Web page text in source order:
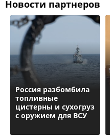
Новости партнеров
Россия разбомбила
топливные
цистерны и сухогруз
с оружием для ВСУ